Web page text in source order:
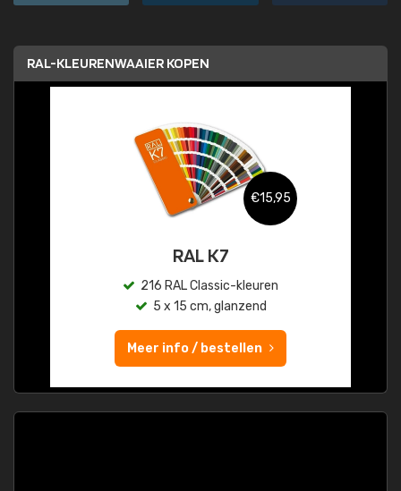
RAL-KLEURENWAAIER KOPEN
€15,95
RAL K7
216 RAL Classic-kleuren
5 x 15 cm, glanzend
Meer info / bestellen